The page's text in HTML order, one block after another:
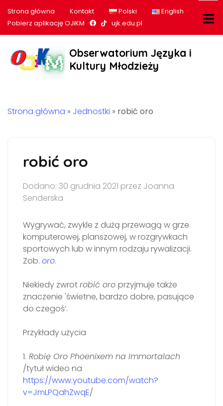
Strona główna Kontakt Polski
English
Pobierz aplikację OJiKM
Nasz profil na Facebook
Nasz profil na tiktok
ujk.edu.pl
Obserwatorium Języka i
Kultury Młodzieży
Strona główna » Jednostki » robić oro
robić oro
Dodano: 30 grudnia 2021 przez Joanna
Senderska
Wygrywać, zwykle z dużą przewagą w grze
komputerowej, planszowej, w rozgrywkach
sportowych lub w innym rodzaju rywalizacji.
Zob. oro.
Niekiedy zwrotrobić oro przyjmuje także
znaczenie 'świetne, bardzo dobre, pasujące
do czegoś’.
Przykłady użycia
1. Robię Oro Phoenixem na Immortalach
/tytuł wideo na
https://www.youtube.com/watch?
v=JmLPQahZwqE/